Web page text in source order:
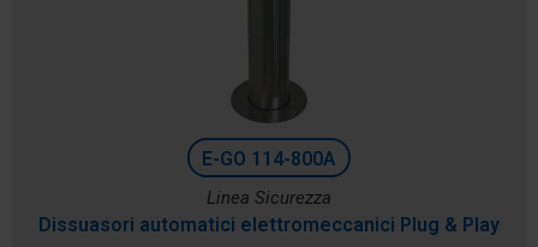
E-GO 114-800A
Linea Sicurezza
Dissuasori automatici elettromeccanici Plug & Play